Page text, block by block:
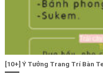
[10+] Ý Tưởng Trang Trí Bàn